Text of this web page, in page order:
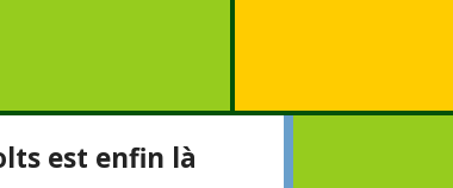
est enfin là